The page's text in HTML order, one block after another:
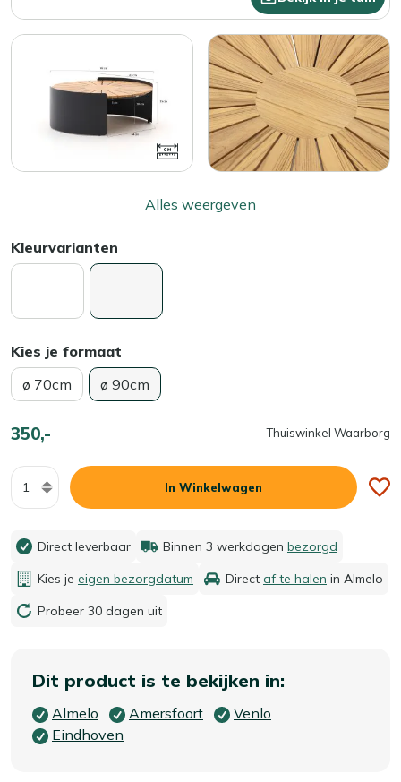
Alles weergeven
Kleurvarianten
Kies je formaat
ø 70cm
ø 90cm
350,- Thuiswinkel Waarborg
Aantal
In Winkelwagen
Direct leverbaar Binnen 3 werkdagen bezorgd
Kies je eigen bezorgdatum Direct af te halen in Almelo
Probeer 30 dagen uit
Dit product is te bekijken in:
Almelo Amersfoort
Venlo
Eindhoven